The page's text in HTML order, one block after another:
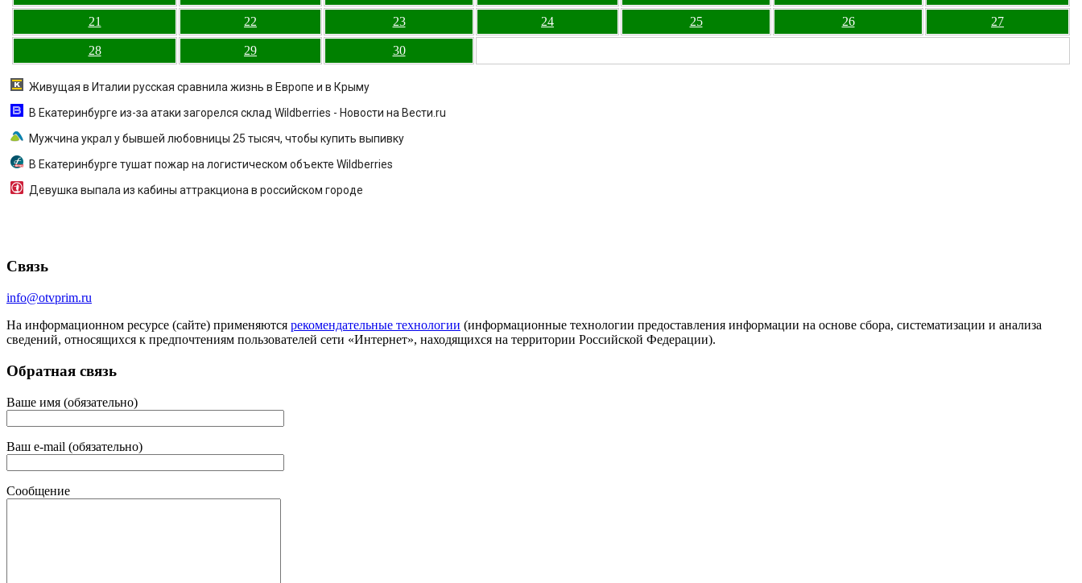
21 22 23 24 25 26 27
28 29 30
Живущая в Италии русская сравнила жизнь в Европе и в Крыму
В Екатеринбурге из-за атаки загорелся склад Wildberries - Новости на Вести.ru
Мужчина украл у бывшей любовницы 25 тысяч, чтобы купить выпивку
В Екатеринбурге тушат пожар на логистическом объекте Wildberries
Девушка выпала из кабины аттракциона в российском городе
Связь
info@otvprim.ru
На информационном ресурсе (сайте) применяются рекомендательные технологии (информационные технологии предоставления информации на основе сбора, систематизации и анализа
сведений, относящихся к предпочтениям пользователей сети «Интернет», находящихся на территории Российской Федерации).
Обратная связь
Ваше имя (обязательно)
Ваш e-mail (обязательно)
Сообщение